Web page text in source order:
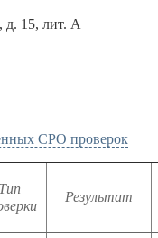
д. 15, лит. А
СРО проверок
Тип
Результат